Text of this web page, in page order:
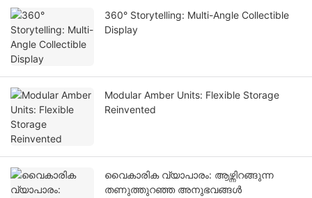
360° Storytelling: Multi-Angle Collectible
Display
Modular Amber Units: Flexible Storage
Reinvented
വൈകാരിക വ്യാപാരം: ആഴ്ന്നിറങ്ങുന്ന
തണുത്തുറഞ്ഞ അനുഭവങ്ങൾ